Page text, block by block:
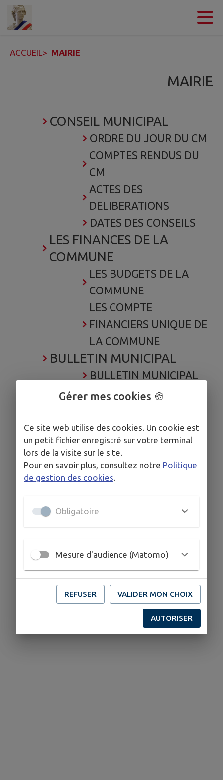
Contenu
ACCUEIL> MAIRIE
MAIRIE
CONSEIL MUNICIPAL
ORDRE DU JOUR DU CM
COMPTES RENDUS DU
CM
ACTES DES
DELIBERATIONS
DATES DES CONSEILS
LES FINANCES DE LA
COMMUNE
LES BUDGETS DE LA
COMMUNE
LES COMPTE
FINANCIERS UNIQUE DE
LA COMMUNE
BULLETIN MUNICIPAL
BULLETIN MUNICIPAL
LES ELUS
URBANISME
URBANISME
URBANISME PETITE
GUIDE
Gérer mes cookies 🍪
Ce site web utilise des cookies. Un cookie est
un petit fichier enregistré sur votre terminal
lors de la visite sur le site.
Pour en savoir plus, consultez notre Politique
de gestion des cookies
Obligatoire
Mesure d'audience (Matomo)
REFUSER VALIDER MON CHOIX
AUTORISER